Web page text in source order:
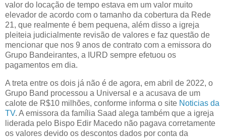
valor do locação de tempo estava em um valor muito
elevador de acordo com o tamanho da cobertura da Rede
21, que realmente é bem pequena, além disso a igreja
pleiteia judicialmente revisão de valores e faz questão de
mencionar que nos 9 anos de contrato com a emissora do
Grupo Bandeirantes, a IURD sempre efetuou os
pagamentos em dia.
A treta entre os dois já não é de agora, em abril de 2022, o
Grupo Band processou a Universal e a acusava de um
calote de R$10 milhões, conforme informa o site Noticias da
TV. A emissora da família Saad alega também que a igreja
liderada pelo Bispo Edir Macedo não pagava corretamente
os valores devido os descontos dados por conta da